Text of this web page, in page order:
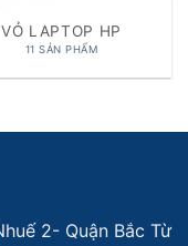
VỎ LAPTOP HP
11 SẢN PHẨM
2- Quận Bắc Từ